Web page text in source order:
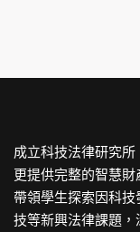
成立科技法律研究所
更提供完整的智慧財
帶領學生探索因科
技等新興法律課題，